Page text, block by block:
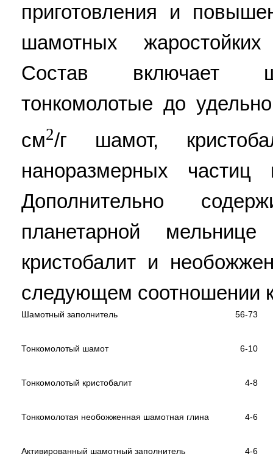
приготовления и
шамотных
Состав включает
тонкомолотые до
см2/г шамот,
наноразмерных частиц
Дополнительно
планетарной
кристобалит и
следующем соотношении
Шамотный заполнитель 56-73
Тонкомолотый шамот 6-10
Тонкомолотый кристобалит 4-8
Тонкомолотая необожженная шамотная глина 4-6
Активированный шамотный заполнитель 4-6